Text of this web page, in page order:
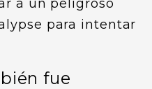
a un peligroso
para intentar
fue